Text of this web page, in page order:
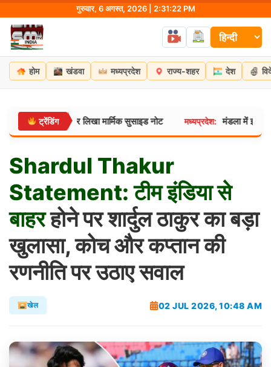
content
गुरुवार, 6 अगस्त, 2026 | 2:31:23 PM
होम खंडवा मध्यप्रदेश राज्य-शहर देश
ट्रेंडिंग
और लिखा मार्मिक सुसाइड नोट मध्यप्रदेश: मंडला में इंसानियत की
Shardul Thakur
Statement: टीमइंडियासे
बाहरहोने पर शार्दुल ठाकुर का बड़ा
खुलासा, कोच और कप्तान की
रणनीति पर उठाए सवाल
खेल 02 JUL 2026, 10:48 AM